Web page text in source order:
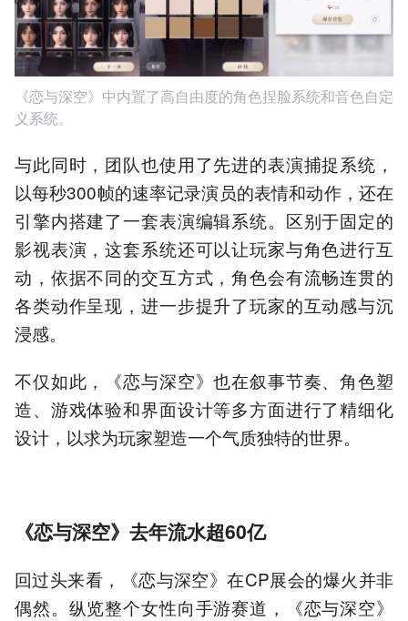
《恋与深空》中内置了高自由度的角色捏脸系统和音色自定
义系统。
与此同时，团队也使用了先进的表演捕捉系统，
以每秒300帧的速率记录演员的表情和动作，还在
引擎内搭建了一套表演编辑系统。区别于固定的
影视表演，这套系统还可以让玩家与角色进行互
动，依据不同的交互方式，角色会有流畅连贯的
各类动作呈现，进一步提升了玩家的互动感与沉
浸感。
不仅如此，《恋与深空》也在叙事节奏、角色塑
造、游戏体验和界面设计等多方面进行了精细化
设计，以求为玩家塑造一个气质独特的世界。
《恋与深空》去年流水超60亿
回过头来看，《恋与深空》在CP展会的爆火并非
偶然。纵览整个女性向手游赛道，《恋与深空》